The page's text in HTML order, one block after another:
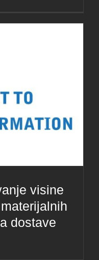
visine
dostave